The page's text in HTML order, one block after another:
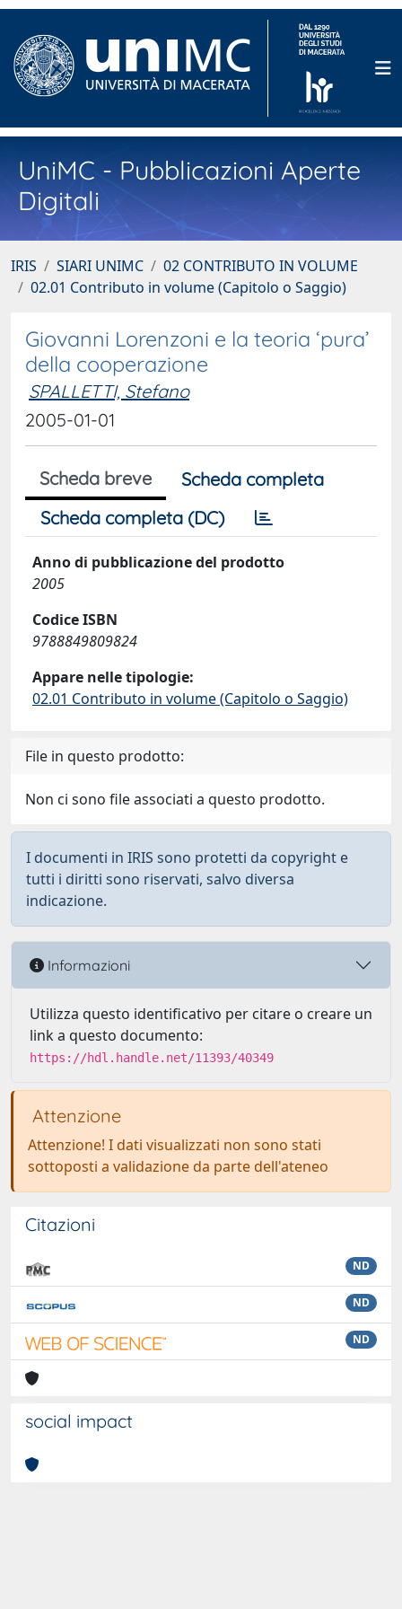
UniMC - Pubblicazioni Aperte
Digitali
IRIS SIARI UNIMC
02 CONTRIBUTO IN VOLUME
02.01 Contributo in volume (Capitolo o Saggio)
Giovanni Lorenzoni e la teoria ‘pura’
della cooperazione
SPALLETTI, Stefano
2005-01-01
Scheda breve
Scheda completa
Scheda completa (DC)
Anno di pubblicazione del prodotto
2005
Codice ISBN
9788849809824
Appare nelle tipologie:
02.01 Contributo in volume (Capitolo o Saggio)
File in questo prodotto:
Non ci sono file associati a questo prodotto.
I documenti in IRIS sono protetti da copyright e
tutti i diritti sono riservati, salvo diversa
indicazione.
Informazioni
Utilizza questo identificativo per citare o creare un
link a questo documento:
https://hdl.handle.net/11393/40349
Attenzione
Attenzione! I dati visualizzati non sono stati
sottoposti a validazione da parte dell'ateneo
Citazioni
ND
ND
ND
social impact